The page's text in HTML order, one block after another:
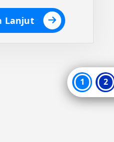
Lanjut
pos
1 2